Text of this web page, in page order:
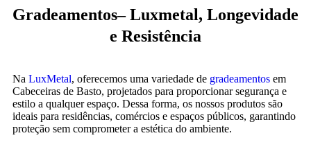
Gradeamentos– Luxmetal, Longevidade
e Resistência
Na LuxMetal, oferecemos uma variedade de gradeamentos em
Cabeceiras de Basto, projetados para proporcionar segurança e
estilo a qualquer espaço. Dessa forma, os nossos produtos são
ideais para residências, comércios e espaços públicos, garantindo
proteção sem comprometer a estética do ambiente.